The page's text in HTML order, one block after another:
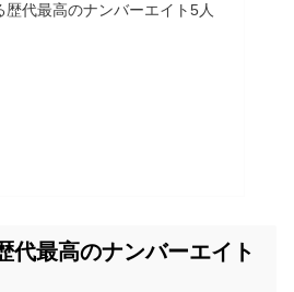
歴代最高のナンバーエイト5人
代最高のナンバーエイト